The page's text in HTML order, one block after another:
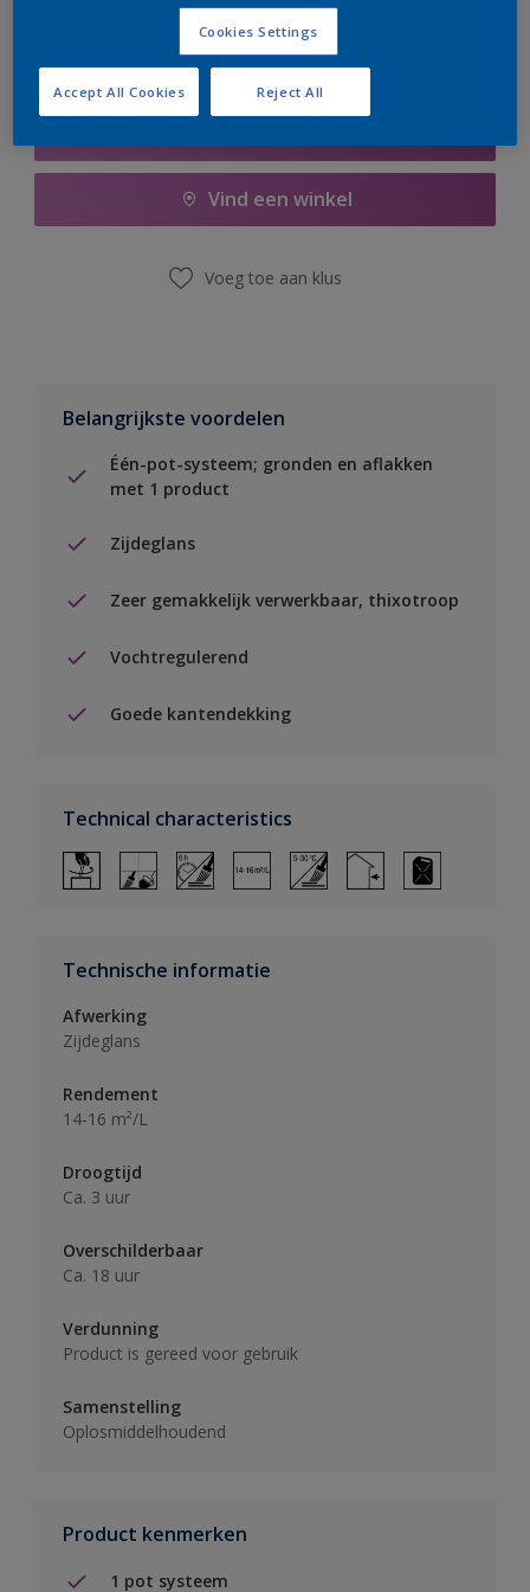
Vind een winkel
Voeg toe aan klus
Belangrijkste voordelen
Één-pot-systeem; gronden en aflakken
met 1 product
Zijdeglans
Zeer gemakkelijk verwerkbaar, thixotroop
Vochtregulerend
Goede kantendekking
Technical characteristics
Technische informatie
Afwerking
Zijdeglans
Rendement
14-16 m²/L
Droogtijd
Ca. 3 uur
Overschilderbaar
Ca. 18 uur
Verdunning
Product is gereed voor gebruik
Samenstelling
Oplosmiddelhoudend
Product kenmerken
1 pot systeem
Cookies Settings
Reject All
Accept All Cookies